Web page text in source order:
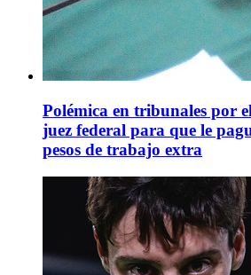
Polémica en tribunales por
juez federal para que le
pesos de trabajo extra